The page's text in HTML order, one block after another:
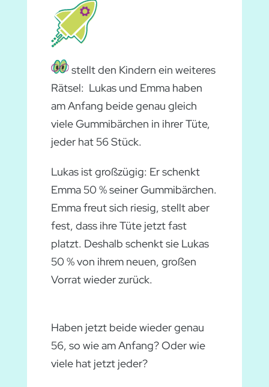
stellt den Kindern ein weiteres
Rätsel: Lukas und Emma haben
am Anfang beide genau gleich
viele Gummibärchen in ihrer Tüte,
jeder hat 56 Stück.
Lukas ist großzügig: Er schenkt
Emma 50 % seiner Gummibärchen.
Emma freut sich riesig, stellt aber
fest, dass ihre Tüte jetzt fast
platzt. Deshalb schenkt sie Lukas
50 % von ihrem neuen, großen
Vorrat wieder zurück.
Haben jetzt beide wieder genau
56, so wie am Anfang? Oder wie
viele hat jetzt jeder?